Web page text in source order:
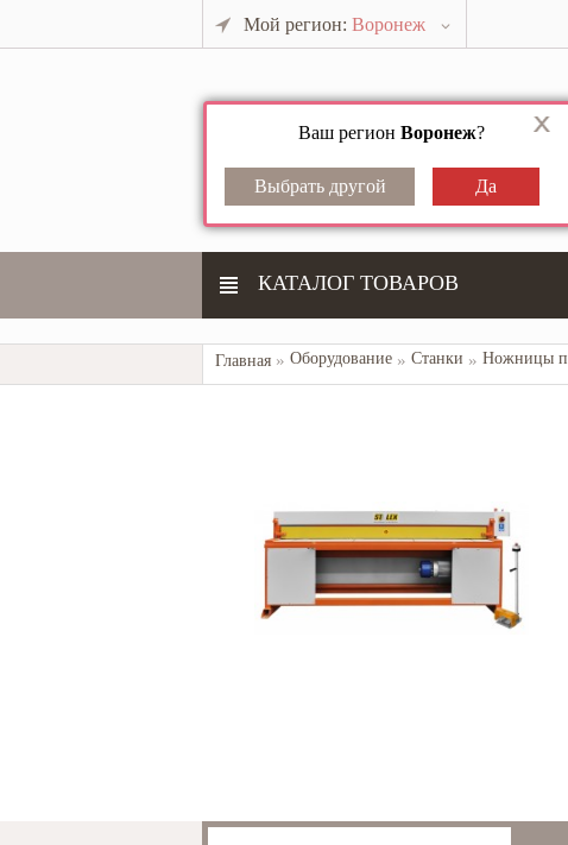
Мой регион: Воронеж
Ваш регион Воронеж?
КАТАЛОГ ТОВАРОВ
Главная Оборудование Станки Ножницы